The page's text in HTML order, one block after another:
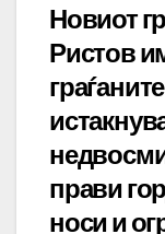
Новиот
Ристов
прави
носи и